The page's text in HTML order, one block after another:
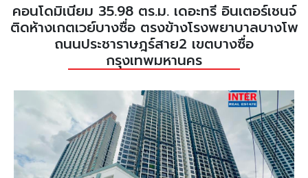
คอนโดมิเนียม 35.98 ตร.ม. เดอะทรี อินเตอร์เชนจ์
ติดห้างเกตเวย์บางซื่อ ตรงข้างโรงพยาบาลบางโพ
ถนนประชาราษฎร์สาย2 เขตบางซื่อ
กรุงเทพมหานคร